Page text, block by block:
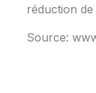
réduction de
Source: